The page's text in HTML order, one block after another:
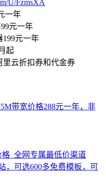
U/FzmsXA
一年
元一年
199元一年
起
里云折扣券和代金券
带宽价格288元一年，非
_全网专属最低价渠道
，可选600多免费模板，可